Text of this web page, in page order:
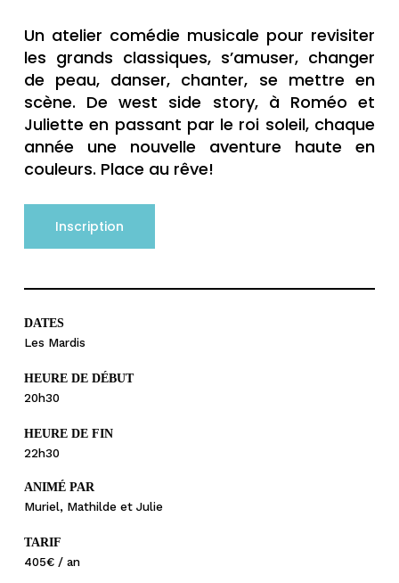
Un atelier comédie musicale pour revisiter
les grands classiques, s’amuser, changer
de peau, danser, chanter, se mettre en
scène. De west side story, à Roméo et
Juliette en passant par le roi soleil, chaque
année une nouvelle aventure haute en
couleurs. Place au rêve!
Inscription
DATES
Les Mardis
HEURE DE DÉBUT
20h30
HEURE DE FIN
22h30
ANIMÉ PAR
Muriel, Mathilde et Julie
TARIF
405€ / an